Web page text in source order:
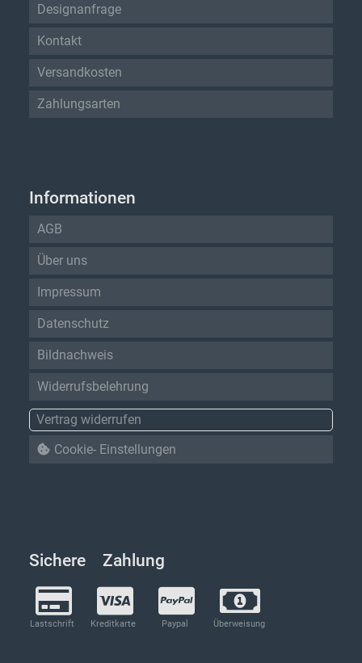
Sichere Zahlung
Lastschrift Kreditkarte Paypal Überweisung
Designanfrage
Kontakt
Versandkosten
Zahlungsarten
Informationen
AGB
Über uns
Impressum
Datenschutz
Bildnachweis
Widerrufsbelehrung
Vertrag widerrufen
Cookie- Einstellungen